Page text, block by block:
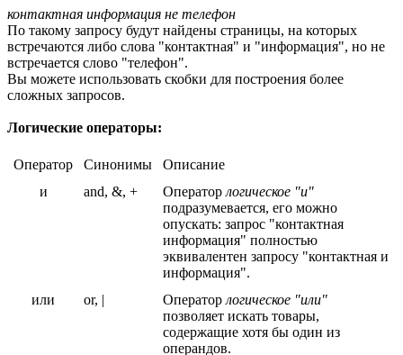
контактная информация не телефон
По такому запросу будут найдены страницы, на которых
встречаются либо слова "контактная" и "информация", но не
встречается слово "телефон".
Вы можете использовать скобки для построения более
сложных запросов.
Логические операторы:
Оператор Синонимы
Описание
и
and, &, + Оператор логическое "и"
подразумевается, его можно
опускать: запрос "контактная
информация" полностью
эквивалентен запросу "контактная и
информация".
или
or, | Оператор логическое "или"
позволяет искать товары,
содержащие хотя бы один из
операндов.